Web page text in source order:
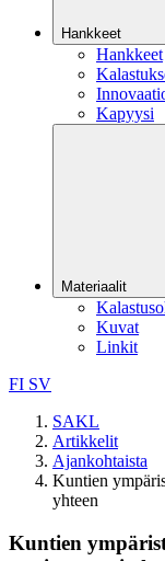
Hankkeet
Hankkeet
Kapyysi
Materiaalit
Kuvat
Linkit
FI SV
SAKL
Artikkelit
Ajankohtaista
Kuntien
yhteen
Kuntien